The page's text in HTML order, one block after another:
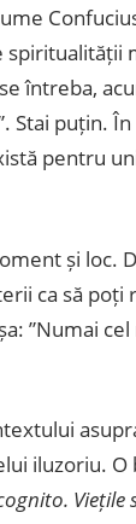
întreba,
Stai puțin.
pentru
și loc.
ca să poți
”Numai
iluzoriu. O
Viețile